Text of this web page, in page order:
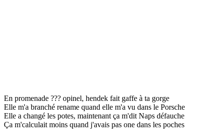
En promenade ??? opinel, hendek fait gaffe à ta gorge
Elle m'a branché rename quand elle m'a vu dans le Porsche
Elle a changé les potes, maintenant ça m'dit Naps défauche
Ça m'calculait moins quand j'avais pas one dans les poches